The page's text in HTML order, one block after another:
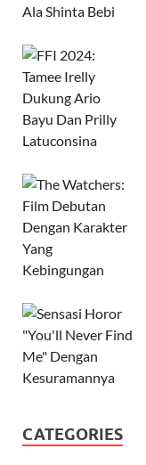
CATEGORIES